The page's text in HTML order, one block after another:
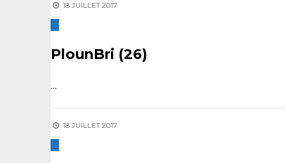
18 JUILLET 2017
PlounBri (26)
...
18 JUILLET 2017